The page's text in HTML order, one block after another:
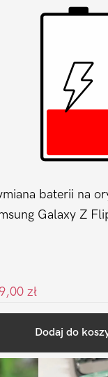
baterii na
Galaxy Z
zł
Dodaj do